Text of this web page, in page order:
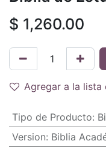
$ 1,260.00
Agregar a la lista
Tipo de Producto:
Version: Biblia